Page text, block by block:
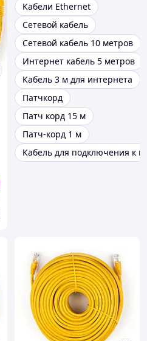
Кабели Ethernet
Сетевой кабель
Сетевой кабель 10 метров
Интернет кабель 5 метров
Кабель 3 м для интернета
Патчкорд
Патч корд 15 м
Патч-корд 1 м
Кабель для подключения к